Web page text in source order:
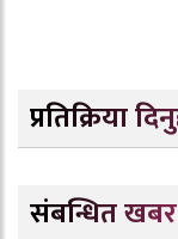
प्रतिक्रिया
संबन्धित खबर